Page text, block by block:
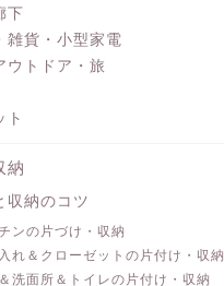
下
雑貨・小型家電
ウトドア・旅
ト
納
収納のコツ
ンの片づけ・収納
れ＆クローゼットの片付け・収納
洗面所＆トイレの片付け・収納